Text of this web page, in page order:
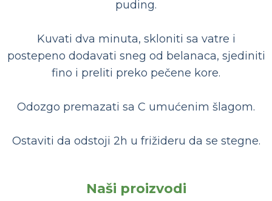
puding.
Kuvati dva minuta, skloniti sa vatre i
postepeno dodavati sneg od belanaca, sjediniti
fino i preliti preko pečene kore.
Odozgo premazati sa C umućenim šlagom.
Ostaviti da odstoji 2h u frižideru da se stegne.
Naši proizvodi